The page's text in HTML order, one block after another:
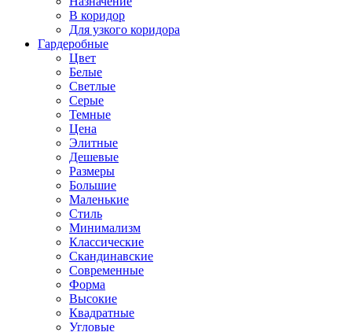
В коридор
Для узкого коридора
Гардеробные
Цвет
Белые
Светлые
Серые
Темные
Цена
Элитные
Дешевые
Размеры
Большие
Маленькие
Стиль
Минимализм
Классические
Скандинавские
Современные
Форма
Высокие
Квадратные
Угловые